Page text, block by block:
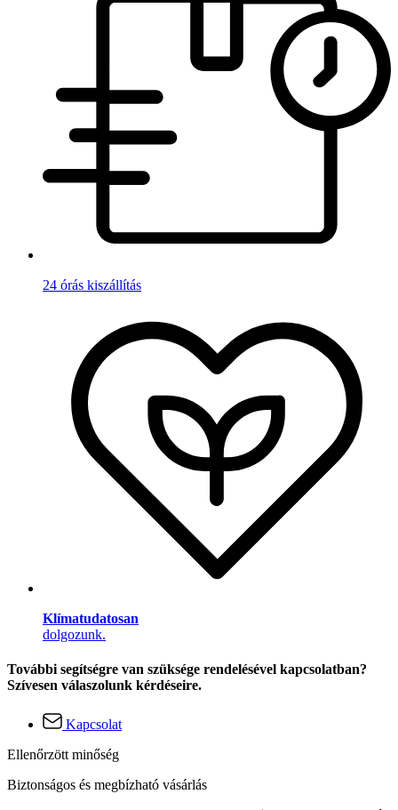
24 órás kiszállítás
Klímatudatosan
dolgozunk.
További segítségre van szüksége rendelésével kapcsolatban?
Szívesen válaszolunk kérdéseire.
Kapcsolat
Ellenőrzött minőség
Biztonságos és megbízható vásárlás